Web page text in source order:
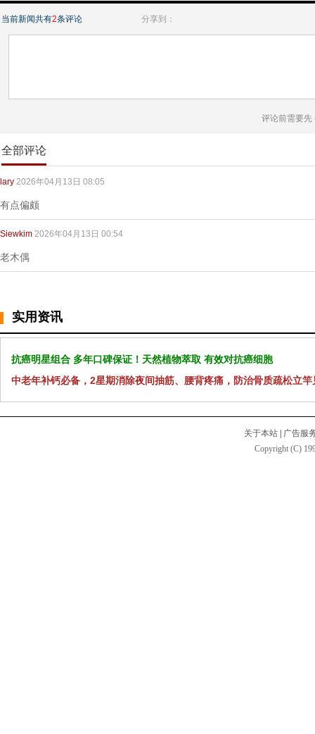
当前新闻共有2条评论 分享到：
评论前需要先
全部评论
lary 2026年04月13日 08:05
有点偏颇
Siewkim 2026年04月13日 00:54
老木偶
实用资讯
抗癌明星组合 多年口碑保证！天然植物萃取 有效对抗癌细胞
中老年补钙必备，2星期消除夜间抽筋、腰背疼痛，防治骨质疏松立竿
关于本站
广告服
Copyright (C)